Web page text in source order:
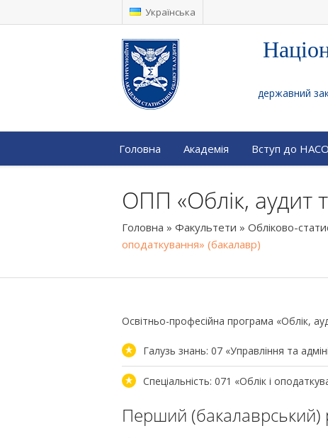
Українська
державний
Головна Академія Вступ до
ОПП «Облік, аудит
Головна » Факультети » Обліково-
оподаткування» (бакалавр)
Освітньо-професійна програма «Облік,
Галузь знань: 07 «Управління та
Спеціальність: 071 «Облік і
Перший (бакалаврський)